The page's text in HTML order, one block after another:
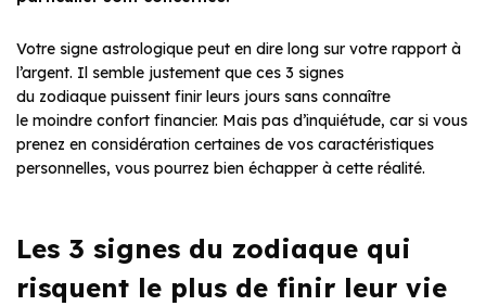
Votre signe astrologique peut en dire long sur votre rapport à
l’argent. Il semble justement que ces 3 signes
du zodiaque puissent finir leurs jours sans connaître
le moindre confort financier. Mais pas d’inquiétude, car si vous
prenez en considération certaines de vos caractéristiques
personnelles, vous pourrez bien échapper à cette réalité.
Les 3 signes du zodiaque qui
risquent le plus de finir leur vie